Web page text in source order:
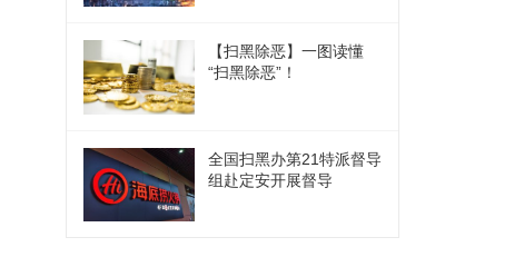
【扫黑除恶】一图读懂
“扫黑除恶”！
全国扫黑办第21特派督导
组赴定安开展督导